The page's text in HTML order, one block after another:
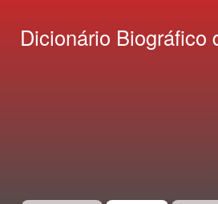
Dicionário Biográfico